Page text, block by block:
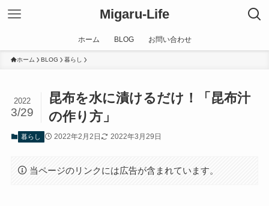
Migaru-Life
ホーム BLOG お問い合わせ
ホーム BLOG 暮らし
昆布を水に漬けるだけ！「昆布汁
の作り方」
2022
3/29
暮らし 2022年2月2日 2022年3月29日
当ページのリンクには広告が含まれています。